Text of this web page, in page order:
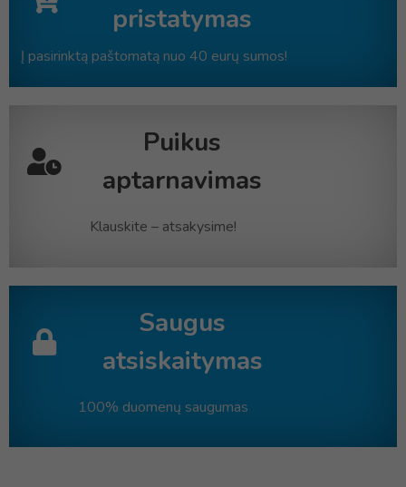
pristatymas
Į pasirinktą paštomatą nuo 40 eurų sumos!
Puikus
aptarnavimas
Klauskite – atsakysime!
Saugus
atsiskaitymas
100% duomenų saugumas